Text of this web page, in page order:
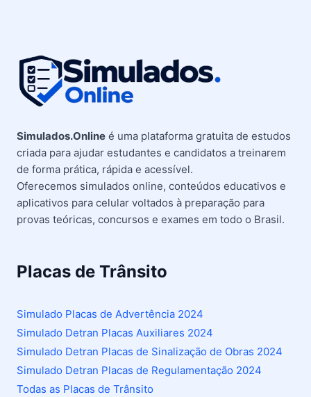
Simulados.Online é uma plataforma gratuita de estudos
criada para ajudar estudantes e candidatos a treinarem
de forma prática, rápida e acessível.
Oferecemos simulados online, conteúdos educativos e
aplicativos para celular voltados à preparação para
provas teóricas, concursos e exames em todo o Brasil.
Placas de Trânsito
Simulado Placas de Advertência 2024
Simulado Detran Placas Auxiliares 2024
Simulado Detran Placas de Sinalização de Obras 2024
Simulado Detran Placas de Regulamentação 2024
Todas as Placas de Trânsito